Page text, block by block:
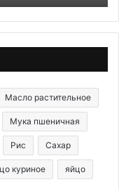
о
Масло растительное
Мука пшеничная
Рис Сахар
куриное яйцо